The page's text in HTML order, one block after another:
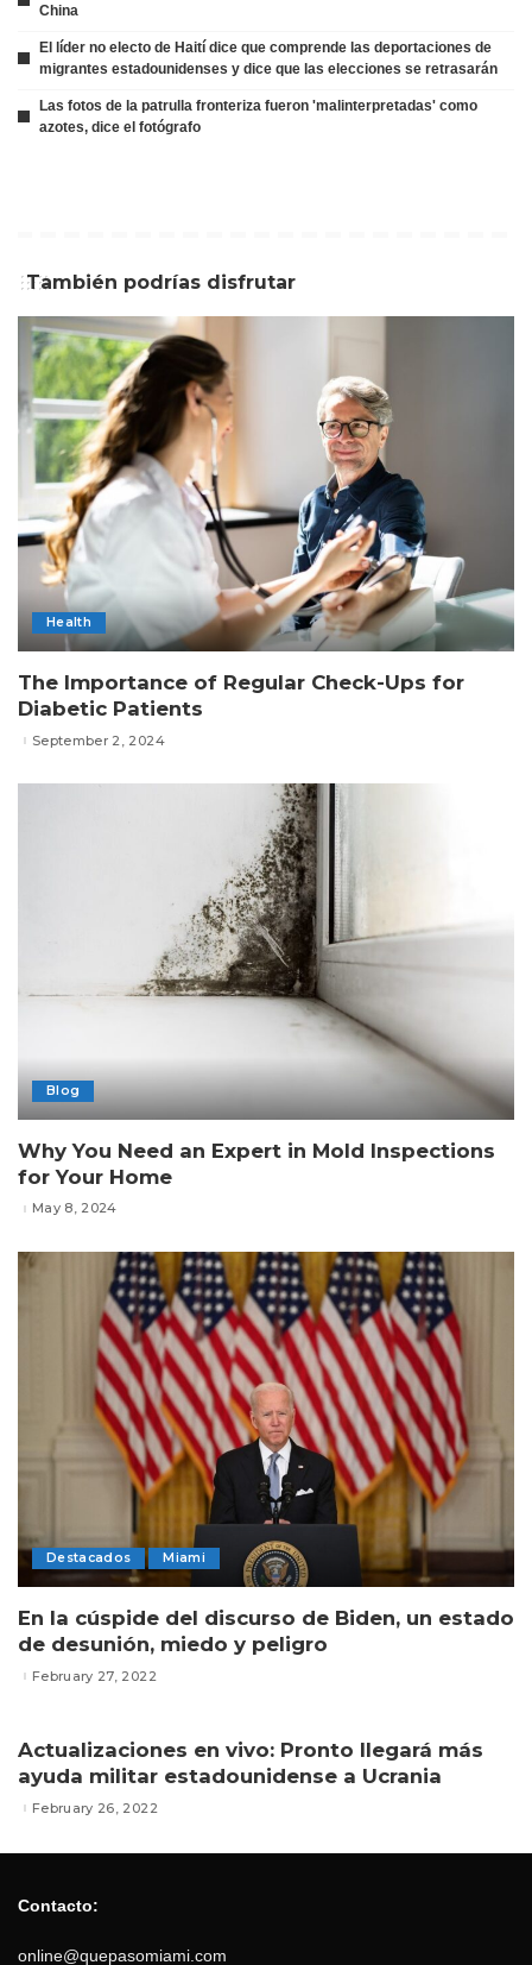
China
El líder no electo de Haití dice que comprende las deportaciones de
migrantes estadounidenses y dice que las elecciones se retrasarán
Las fotos de la patrulla fronteriza fueron 'malinterpretadas' como
azotes, dice el fotógrafo
También podrías disfrutar
Health
The Importance of Regular Check-Ups for
Diabetic Patients
September 2, 2024
Blog
Why You Need an Expert in Mold Inspections
for Your Home
May 8, 2024
Destacados Miami
En la cúspide del discurso de Biden, un estado
de desunión, miedo y peligro
February 27, 2022
Actualizaciones en vivo: Pronto llegará más
ayuda militar estadounidense a Ucrania
February 26, 2022
Contacto:
online@quepasomiami.com